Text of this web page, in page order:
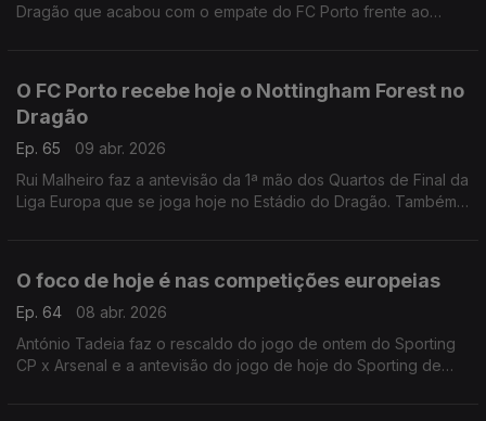
Dragão que acabou com o empate do FC Porto frente ao
O FC Porto recebe hoje o Nottingham Forest no
Dragão
Ep. 65
09 abr. 2026
Rui Malheiro faz a antevisão da 1ª mão dos Quartos de Final da
Liga Europa que se joga hoje no Estádio do Dragão. Também
O foco de hoje é nas competições europeias
Ep. 64
08 abr. 2026
António Tadeia faz o rescaldo do jogo de ontem do Sporting
CP x Arsenal e a antevisão do jogo de hoje do Sporting de